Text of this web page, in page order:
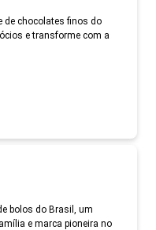
de chocolates finos do
e transforme com a
bolos do Brasil, um
e marca pioneira no